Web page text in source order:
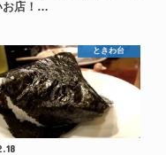
お店！…
ときわ台